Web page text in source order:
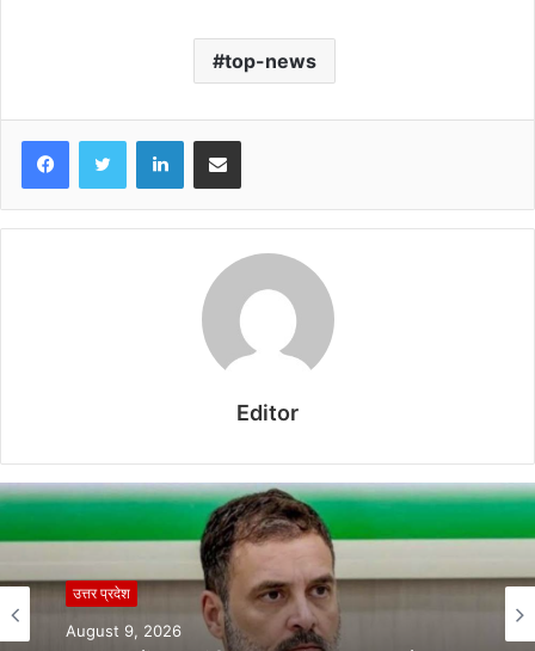
top-news
LinkedInShare via Email
Editor
उत्तर प्रदेश
August 9, 2026